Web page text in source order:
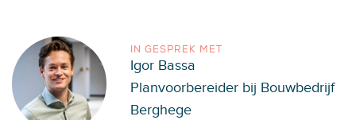
IN GESPREK MET
Igor Bassa
Planvoorbereider bij Bouwbedrijf
Berghege